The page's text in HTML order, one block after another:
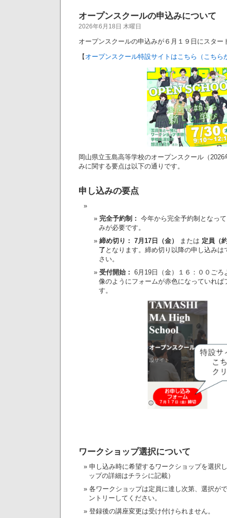
オープンスクールの申込みについて
2026年6月18日 木曜日
オープンスクールの申込みが６月１９日にスター
【 オープンスクール特設サイトはこちら（こちら
岡山県立玉島高等学校のオープンスクール（
みに関する要点は以下の通りです。
申し込みの要点
完全予約制： 今年から完全予約制となっ
みが必要です。
締め切り： 7月17日（金） または 定員（
了 となります。締め切り以降の申し込み
さい。
受付開始： 6月19日（金）１６：００ご
像のようにフォームが赤色になっていれば
す。
ワークショップ選択について
申し込み時に希望するワークショップを選択
ップの詳細はチラシに記載）
各ワークショップは定員に達し次第、選択が
ントリーしてください。
登録後の講座変更は受け付けられません。